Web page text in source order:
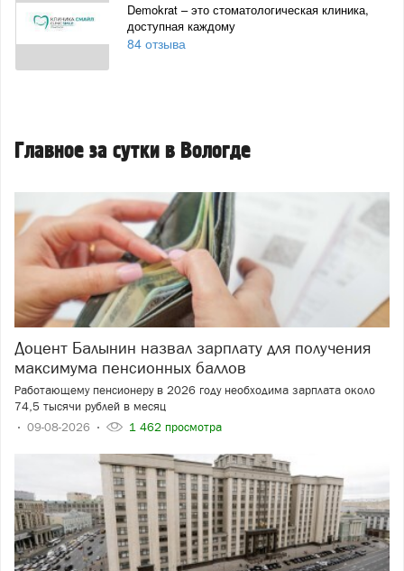
Demokrat – это стоматологическая клиника,
доступная каждому
84 отзыва
Главное за сутки в Вологде
Доцент Балынин назвал зарплату для получения
максимума пенсионных баллов
Работающему пенсионеру в 2026 году необходима зарплата около
74,5 тысячи рублей в месяц
09-08-2026
1 462 просмотра